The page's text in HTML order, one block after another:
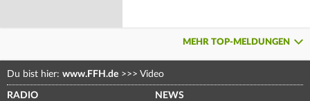
MEHR TOP-MELDUNGEN
Du bist hier: www.FFH.de >>> Video
RADIO NEWS